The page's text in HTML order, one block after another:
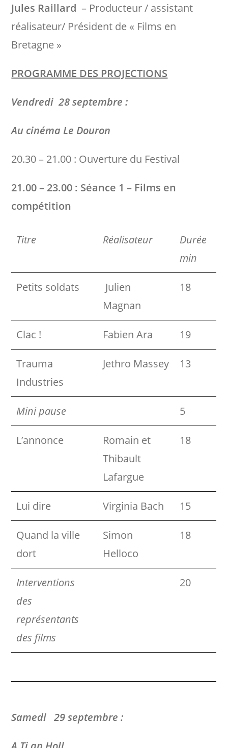
Jules Raillard – Producteur / assistant
réalisateur/ Président de « Films en
Bretagne »
PROGRAMME DES PROJECTIONS
Vendredi 28 septembre :
Au cinéma Le Douron
20.30 – 21.00 : Ouverture du Festival
21.00 – 23.00 : Séance 1 – Films en
compétition
Titre Réalisateur
Durée
min
Petits soldats
Julien
Magnan
18
Clac ! Fabien Ara 19
Trauma
Industries
Jethro Massey 13
Mini pause 5
L’annonce
Romain et
Thibault
Lafargue
18
Lui dire Virginia Bach 15
Quand la ville
dort
Simon
Helloco
18
Interventions
des
représentants
des films
20
Samedi 29 septembre :